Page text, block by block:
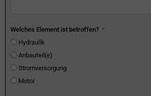
Welches Element ist betroffen?
Hydraulik
Anbauteil(e)
Stromversorgung
Motor